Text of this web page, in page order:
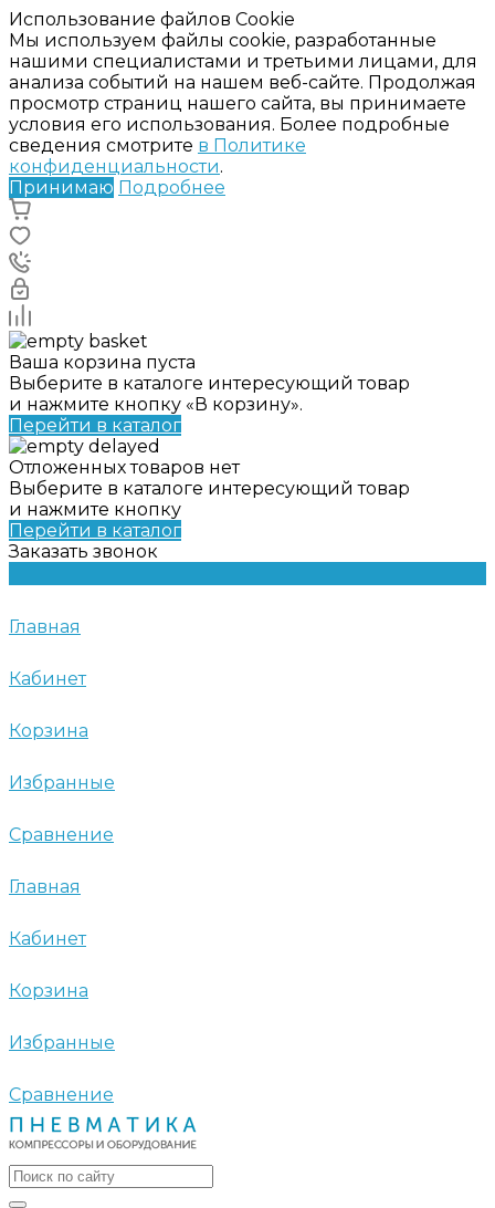
Использование файлов Cookie
Мы используем файлы cookie, разработанные
нашими специалистами и третьими лицами, для
анализа событий на нашем веб-сайте. Продолжая
просмотр страниц нашего сайта, вы принимаете
условия его использования. Более подробные
сведения смотрите в Политике
конфиденциальности.
Принимаю Подробнее
Ваша корзина пуста
Выберите в каталоге интересующий товар
и нажмите кнопку «В корзину».
Перейти в каталог
Отложенных товаров нет
Выберите в каталоге интересующий товар
и нажмите кнопку
Перейти в каталог
Заказать звонок
Главная
Кабинет
Корзина
Избранные
Сравнение
Главная
Кабинет
Корзина
Избранные
Сравнение